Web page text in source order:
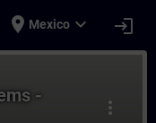
place Mexico expand_more login
more_vert
-